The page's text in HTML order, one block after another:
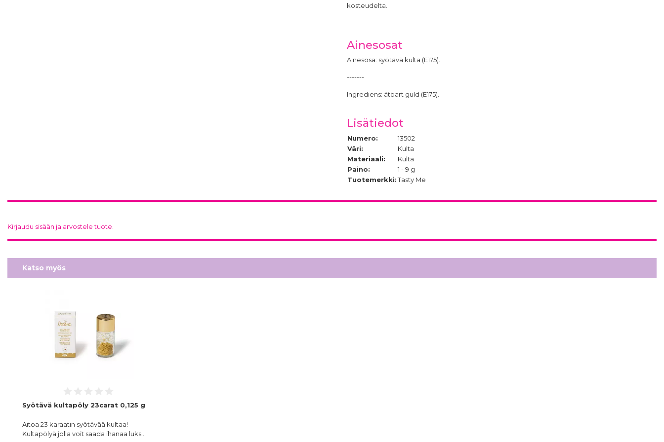
kosteudelta.
Ainesosat
AInesosa: syötävä kulta (E175).
-------
Ingrediens: ätbart guld (E175).
Lisätiedot
Numero:
13502
Väri:
Kulta
Materiaali:
Kulta
Paino:
1 - 9 g
Tuotemerkki:Tasty Me
Kirjaudu sisään ja arvostele tuote.
Katso myös
Syötävä kultapöly 23carat 0,125 g
Aitoa 23 karaatin syötävää kultaa!
Kultapölyä jolla voit saada ihanaa luks…